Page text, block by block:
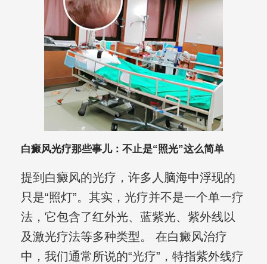
白癜风光疗那些事儿：不止是“照光”这么简单
提到白癜风的光疗，许多人脑海中浮现的
只是“照灯”。其实，光疗并不是一个单一疗
法，它包含了红外光、蓝紫光、紫外线以
及激光疗法等多种类型。 在白癜风治疗
中，我们通常所说的“光疗”，特指紫外线疗